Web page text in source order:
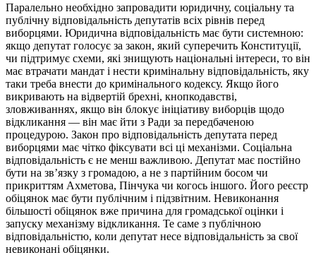
Паралельно необхідно запровадити юридичну, соціальну та
публічну відповідальність депутатів всіх рівнів перед
виборцями. Юридична відповідальність має бути системною:
якщо депутат голосує за закон, який суперечить Конституції,
чи підтримує схеми, які знищують національні інтереси, то він
має втрачати мандат і нести кримінальну відповідальність, яку
таки треба внести до кримінального кодексу. Якщо його
викривають на відвертій брехні, кнопкодавстві,
зловживаннях, якщо він блокує ініціативу виборців щодо
відкликання — він має йти з Ради за передбаченою
процедурою. Закон про відповідальність депутата перед
виборцями має чітко фіксувати всі ці механізми. Соціальна
відповідальність є не менш важливою. Депутат має постійно
бути на зв’язку з громадою, а не з партійним босом чи
прикриттям Ахметова, Пінчука чи когось іншого. Його реєстр
обіцянок має бути публічним і підзвітним. Невиконання
більшості обіцянок вже причина для громадської оцінки і
запуску механізму відкликання. Те саме з публічною
відповідальністю, коли депутат несе відповідальність за свої
невиконані обіцянки.